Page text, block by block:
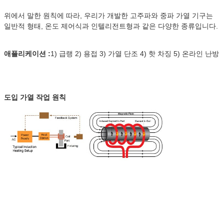
위에서 말한 원칙에 따라, 우리가 개발한 고주파와 중파 가열 기구는
일반적 형태, 온도 제어식과 인텔리전트형과 같은 다양한 종류입니다.
애플리케이션 :1) 급랭 2) 용접 3) 가열 단조 4) 핫 차징 5) 온라인 난방
도입 가열 작업 원칙